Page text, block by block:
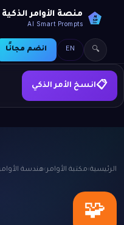
AI
SP
منصة الأوامر الذكية
AI Smart Prompts
🔍
EN انضم مجانًا
📋انسخ الأمر الذكي
الرئيسية›مكتبة الأوامر›هندسة
🧩